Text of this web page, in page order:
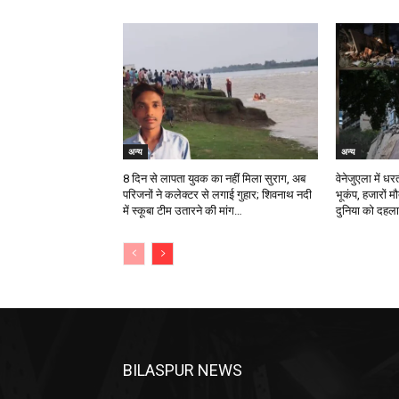
अन्य
8 दिन से लापता युवक का नहीं मिला सुराग, अब
परिजनों ने कलेक्टर से लगाई गुहार; शिवनाथ नदी
में स्कूबा टीम उतारने की मांग…
अन्य
वेनेजुएला में
भूकंप, हजारों
दुनिया को
BILASPUR NEWS